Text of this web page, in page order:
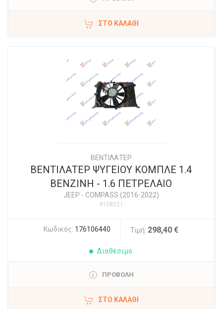
ΣΤΟ ΚΑΛΆΘΙ
ΒΕΝΤΙΛΑΤΕΡ
ΒΕΝΤΙΛΑΤΕΡ ΨΥΓΕΙΟΥ ΚΟΜΠΛΕ 1.4
ΒΕΝΖΙΝΗ - 1.6 ΠΕΤΡΕΛΑΙΟ
JEEP - COMPASS (2016-2022)
#108521
Κωδικός: 176106440 Τιμή: 298,40 €
Διαθέσιμο
ΠΡΟΒΟΛΗ
ΣΤΟ ΚΑΛΆΘΙ